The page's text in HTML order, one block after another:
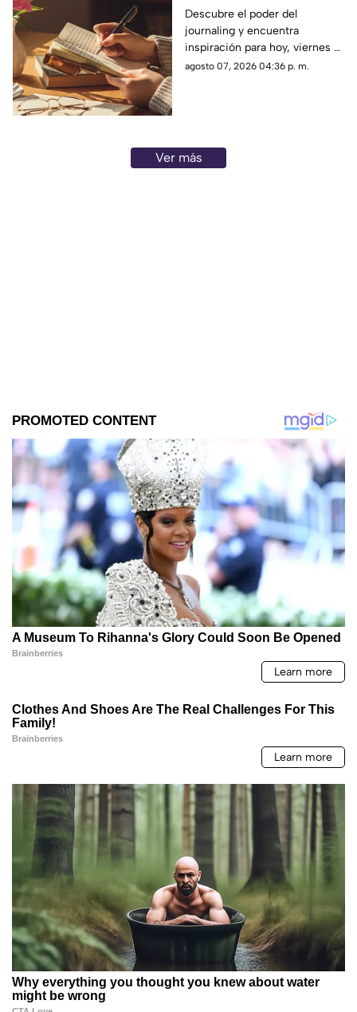
viernes 7 de junio de
2026: Usa este journal
prompt y termina tu
día lleno de gratitud
Descubre el poder del
journaling y encuentra
inspiración para hoy, viernes 7
de junio de 2026. Un prompt
agosto 07, 2026 04:36 p. m.
Ver más